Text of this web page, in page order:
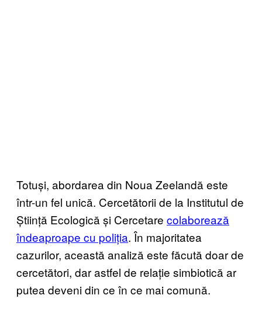
Totuși, abordarea din Noua Zeelandă este
într-un fel unică. Cercetătorii de la Institutul de
Știință Ecologică și Cercetare colaborează
îndeaproape cu poliția. În majoritatea
cazurilor, această analiză este făcută doar de
cercetători, dar astfel de relație simbiotică ar
putea deveni din ce în ce mai comună.